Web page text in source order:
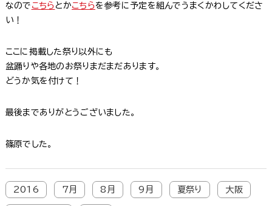
なので こちら とかこちらを参考に予定を組んでうまくかわしてくださ
い！
ここに掲載した祭り以外にも
盆踊りや各地のお祭りまだまだあります。
どうか気を付けて！
最後までありがとうございました。
篠原でした。
2016 7月 8月 9月 夏祭り 大阪